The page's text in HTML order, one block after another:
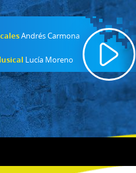
Andrés Carmona
Lucía Moreno